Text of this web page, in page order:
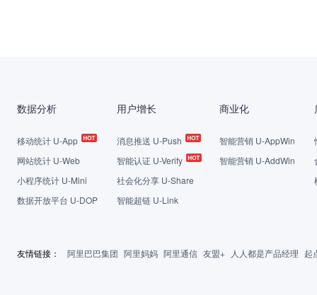
数据分析
移动统计 U-App
网站统计 U-Web
小程序统计 U-Mini
数据开放平台 U-DOP
用户增长
消息推送 U-Push
智能认证 U-Verify
社会化分享 U-Share
智能超链 U-Link
商业化
智能营销 U-AppWin
智能营销 U-AddWin
友情链接： 阿里巴巴集团 阿里妈妈 阿里通信 友盟+ 人人都是产品经理 起